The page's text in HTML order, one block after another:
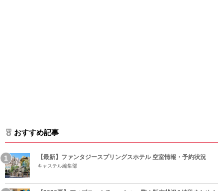
おすすめ記事
【最新】ファンタジースプリングスホテル 空室情報・予約状況
キャステル編集部